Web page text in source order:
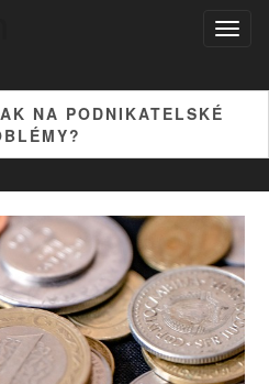
NA PODNIKATELSKÉ